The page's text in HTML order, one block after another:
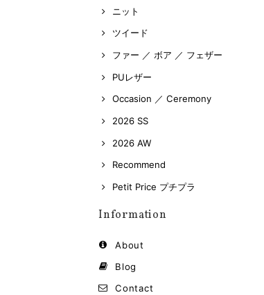
ニット
ツイード
ファー ／ ボア ／ フェザー
PUレザー
Occasion ／ Ceremony
2026 SS
2026 AW
Recommend
Petit Price プチプラ
Information
About
Blog
Contact